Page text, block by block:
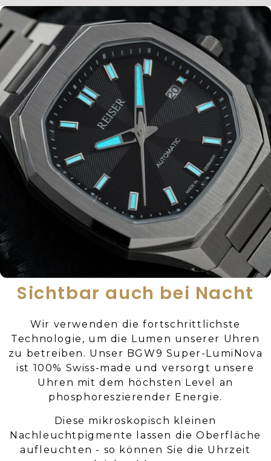
Sichtbar auch bei Nacht
Wir verwenden die fortschrittlichste
Technologie, um die Lumen unserer Uhren
zu betreiben. Unser BGW9 Super-LumiNova
ist 100% Swiss-made und versorgt unsere
Uhren mit dem höchsten Level an
phosphoreszierender Energie.
Diese mikroskopisch kleinen
Nachleuchtpigmente lassen die Oberfläche
aufleuchten - so können Sie die Uhrzeit